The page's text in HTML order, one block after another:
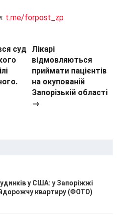
t.me/forpost_zp
суд
Лікарі
відмовляються
приймати пацієнтів
на окупованій
Запорізькій області
→
у США: у Запоріжжі
квартиру (ФОТО)